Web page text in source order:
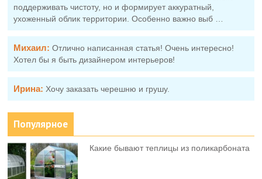
поддерживать чистоту, но и формирует аккуратный,
ухоженный облик территории. Особенно важно выб …
Михаил: Отлично написанная статья! Очень интересно!
Хотел бы я быть дизайнером интерьеров!
Ирина: Хочу заказать черешню и грушу.
Популярное
Какие бывают теплицы из поликарбоната